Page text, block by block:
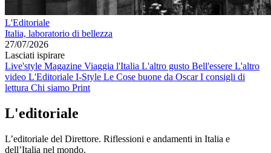
L'Editoriale
Italia, laboratorio di bellezza
27/07/2026
Lasciati ispirare
Live'style Magazine Viaggia l'Italia L'altro gusto Bell'essere L'altro
video L'Editoriale I-Style Le Cose buone da OscarI consigli di
lettura Chi siamo Print
L'editoriale
L’editoriale del Direttore. Riflessioni e andamenti in Italia e
dell’Italia nel mondo.